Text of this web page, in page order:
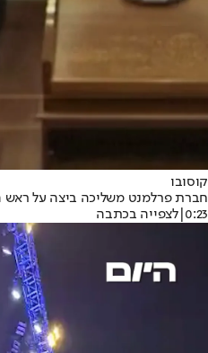
קוסובו
חברת פרלמנט משליכה ביצה על
0:23
|לצפייה בכתבה